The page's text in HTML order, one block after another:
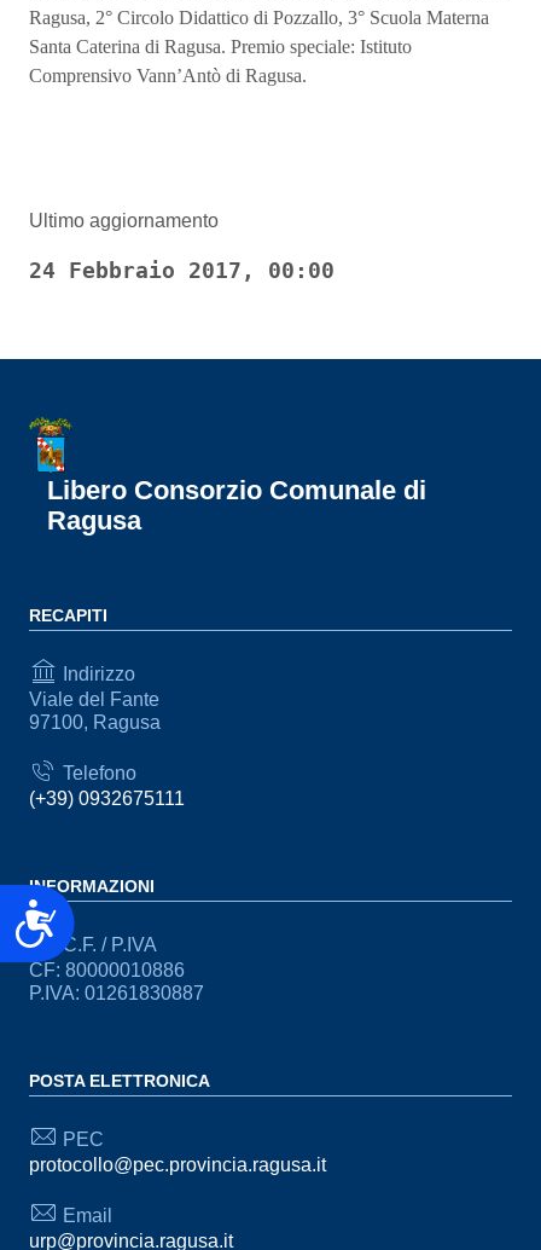
Accessibilità
Ragusa, 2° Circolo Didattico di Pozzallo, 3° Scuola Materna
Santa Caterina di Ragusa. Premio speciale: Istituto
Comprensivo Vann’Antò di Ragusa.
Ultimo aggiornamento
24 Febbraio 2017, 00:00
Libero Consorzio Comunale di
Ragusa
RECAPITI
Indirizzo
Viale del Fante
97100, Ragusa
Telefono
(+39) 0932675111
INFORMAZIONI
C.F. / P.IVA
CF: 80000010886
P.IVA: 01261830887
POSTA ELETTRONICA
PEC
protocollo@pec.provincia.ragusa.it
Email
urp@provincia.ragusa.it